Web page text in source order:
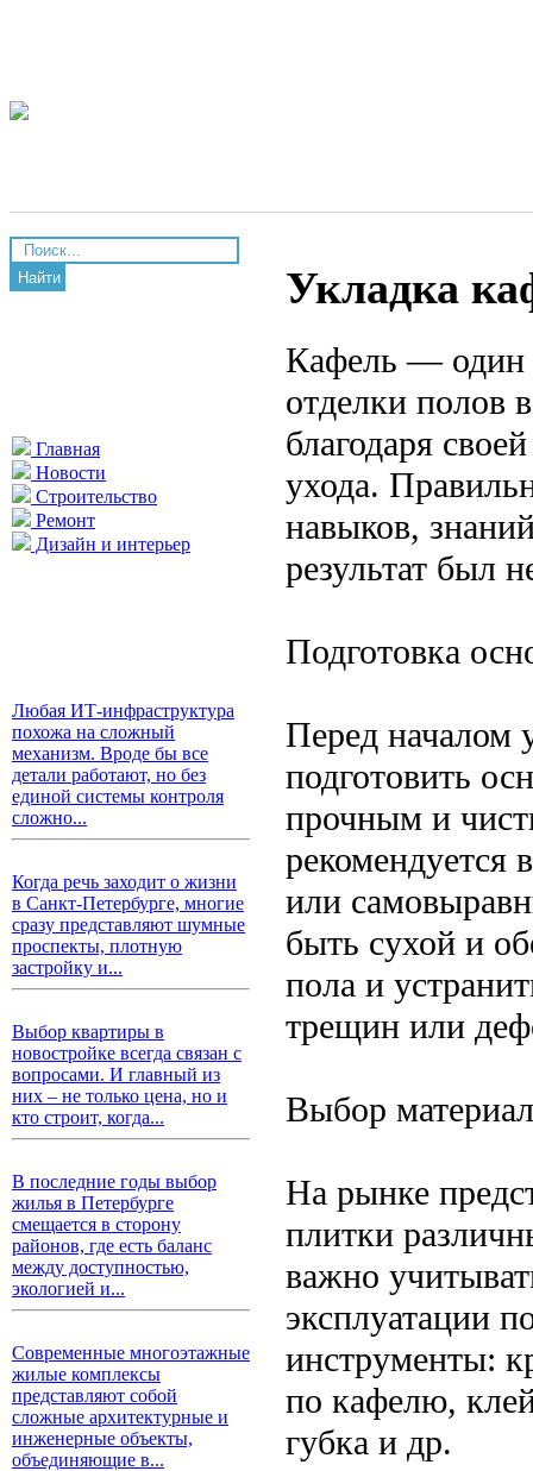
Найти
Главная
Новости
Строительство
Ремонт
Дизайн и интерьер
Любая ИТ-инфраструктура
похожа на сложный
механизм. Вроде бы все
детали работают, но без
единой системы контроля
сложно...
Когда речь заходит о жизни
в Санкт-Петербурге, многие
сразу представляют шумные
проспекты, плотную
застройку и...
Выбор квартиры в
новостройке всегда связан с
вопросами. И главный из
них – не только цена, но и
кто строит, когда...
В последние годы выбор
жилья в Петербурге
смещается в сторону
районов, где есть баланс
между доступностью,
экологией и...
Современные многоэтажные
жилые комплексы
представляют собой
сложные архитектурные и
инженерные объекты,
объединяющие в...
Укладка
Кафель — один
отделки полов
благодаря
ухода.
навыков,
результат был
Подготовка
Перед началом
подготовить
прочным и
или
быть сухой и
пола и
трещин или
Выбор
На рынке
плитки
важно
эксплуатации
инструменты:
по кафелю,
губка и др.